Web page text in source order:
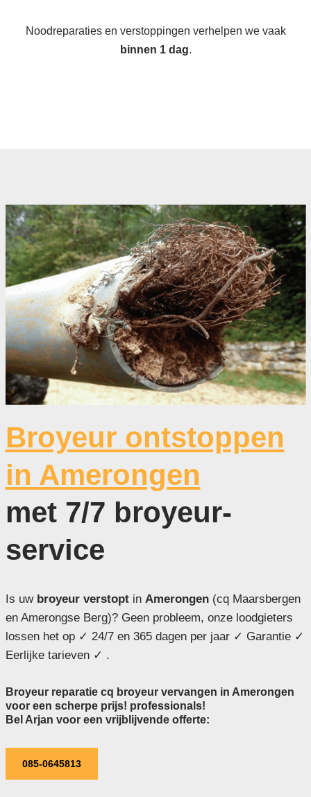
Noodreparaties en verstoppingen verhelpen we vaak
binnen 1 dag.
Broyeur ontstoppen
in Amerongen
met 7/7 broyeur-
service
Is uwbroyeur verstoptin Amerongen(cq Maarsbergen
en Amerongse Berg)? Geen probleem, onze loodgieters
lossen het op ✓ 24/7 en 365 dagen per jaar ✓ Garantie ✓
Eerlijke tarieven ✓ .
Broyeur reparatie cq broyeur vervangen in Amerongen
voor een scherpe prijs! professionals!
Bel Arjan voor een vrijblijvende offerte:
085-0645813